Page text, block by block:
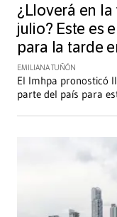
¿Lloverá en
julio? Este es
para la tarde
EMILIANA TUÑÓN
El Imhpa pronosticó
parte del país para